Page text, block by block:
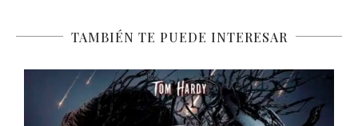
TAMBIÉN TE PUEDE INTERESAR